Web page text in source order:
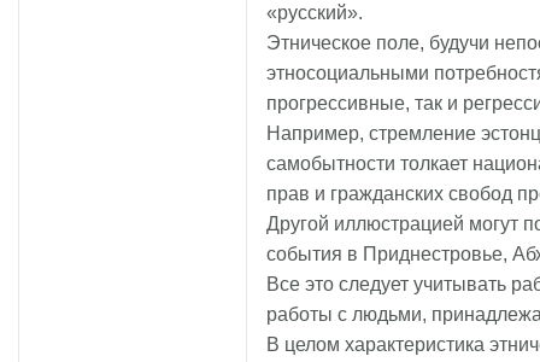
«русский».
Этническое поле, будучи
этносоциальными
прогрессивные, так и
Например, стремление
самобытности толкает
прав и гражданских свобод
Другой иллюстрацией могут
события в Приднестровье,
Все это следует учитывать
работы с людьми,
В целом характеристика